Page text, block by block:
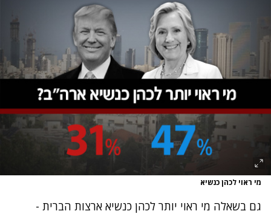
מי ראוי לכהן כנשיא
גם בשאלה מי ראוי יותר לכהן כנשיא ארצות הברית -